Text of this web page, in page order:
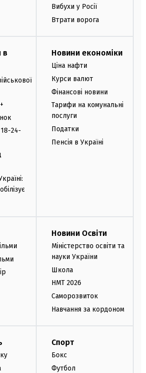
Вибухи у Росії
Втрати ворога
в
24-
Новини економіки
Ціна нафти
Курси валют
Фінансові новини
Тарифи на комунальні
послуги
Податки
Пенсія в Україні
Новини Освіти
Міністерство освіти та
науки України
Школа
НМТ 2026
Саморозвиток
Навчання за кордоном
Спорт
Бокс
Футбол